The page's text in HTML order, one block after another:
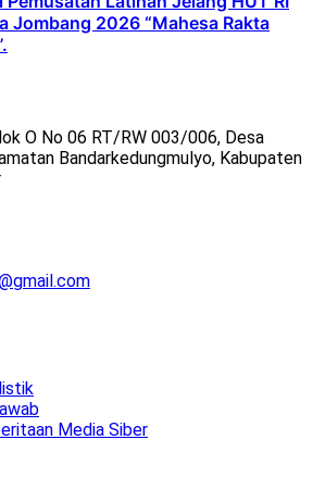
Jombang 2026 “Mahesa Rakta
O No 06 RT/RW 003/006, Desa
Bandarkedungmulyo, Kabupaten
Media Siber